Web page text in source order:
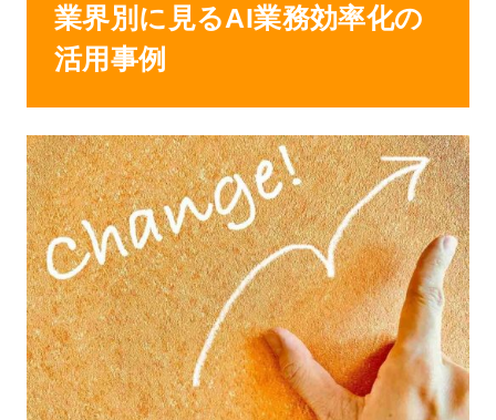
業界別に見るAI業務効率化の
活用事例